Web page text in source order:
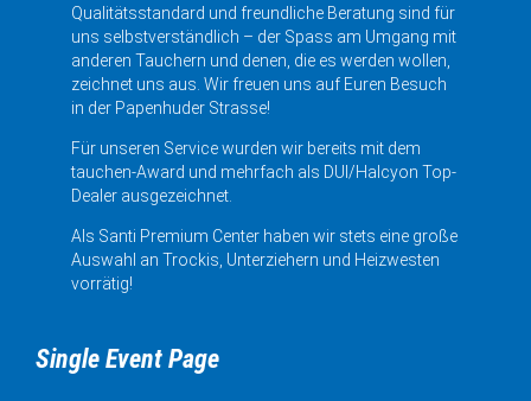
Qualitätsstandard und freundliche Beratung sind für
uns selbstverständlich – der Spass am Umgang mit
anderen Tauchern und denen, die es werden wollen,
zeichnet uns aus. Wir freuen uns auf Euren Besuch
in der Papenhuder Strasse!
Für unseren Service wurden wir bereits mit dem
tauchen-Award und mehrfach als DUI/Halcyon Top-
Dealer ausgezeichnet.
Als Santi Premium Center haben wir stets eine große
Auswahl an Trockis, Unterziehern und Heizwesten
vorrätig!
Single Event Page